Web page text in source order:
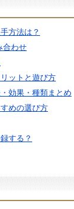
方法は？
合わせ
ットと遊び方
効果・種類まとめ
めの選び方
する？